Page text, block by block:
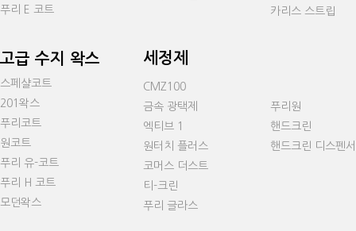
푸리 E 코트
고급 수지 왁스
스페샬코트
201왁스
푸리코트
원코트
푸리 유-코트
푸리 H 코트
모던왁스
카리스 스트립
세정제
CMZ100
금속 광택제
엑티브 1
원터치 플러스
코머스 더스트
티-크린
푸리 글라스
푸리원
핸드크린
핸드크린 디스펜서